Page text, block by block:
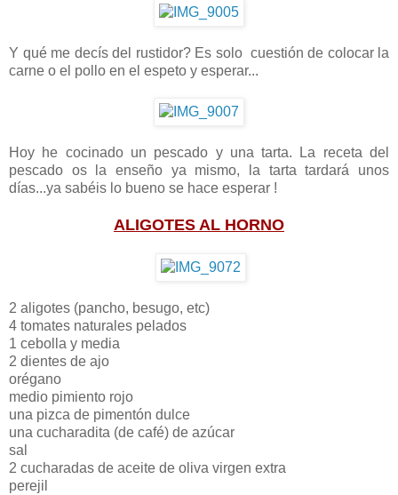
Y qué me decís del rustidor? Es solo cuestión de colocar la
carne o el pollo en el espeto y esperar...
Hoy he cocinado un pescado y una tarta. La receta del
pescado os la enseño ya mismo, la tarta tardará unos
días...ya sabéis lo bueno se hace esperar !
ALIGOTES AL HORNO
2 aligotes (pancho, besugo, etc)
4 tomates naturales pelados
1 cebolla y media
2 dientes de ajo
orégano
medio pimiento rojo
una pizca de pimentón dulce
una cucharadita (de café) de azúcar
sal
2 cucharadas de aceite de oliva virgen extra
perejil